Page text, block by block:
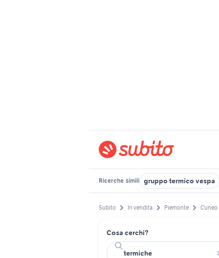
Ricerche simili gruppo termico vespa
Subito In vendita Piemonte Cuneo
Cosa cerchi?